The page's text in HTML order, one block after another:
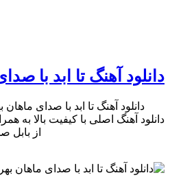
دانلود آهنگ تا ابد با
دانلود آهنگ تا ابد با صدای
دانلود آهنگ اصلی با کیفیت بالا به
از بابل